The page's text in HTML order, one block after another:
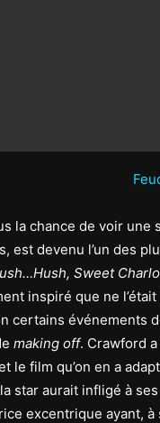
la chance de voir une
est devenu l’un des
Sweet
inspiré que ne
certains événements
making off. Crawford
le film qu’on en a
star aurait infligé à
excentrique ayant,